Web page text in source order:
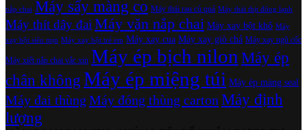
nắp chai Máy sấy màng co Máy thái rau củ quả Máy thái thịt đông lạnh
Máy thít dây đai Máy vặn nắp chai Máy xay bột khô Máy
xay bột siêu mịn Máy xay bột trẻ em Máy xay cua Máy xay giò chả Máy xay ngũ cốc
Máy xiết nắp chai vắc xin Máy ép bịch nilon Máy ép
chân không Máy ép miệng túi Máy ép màng seal
Máy đai thùng Máy đóng thùng carton Máy định
lượng